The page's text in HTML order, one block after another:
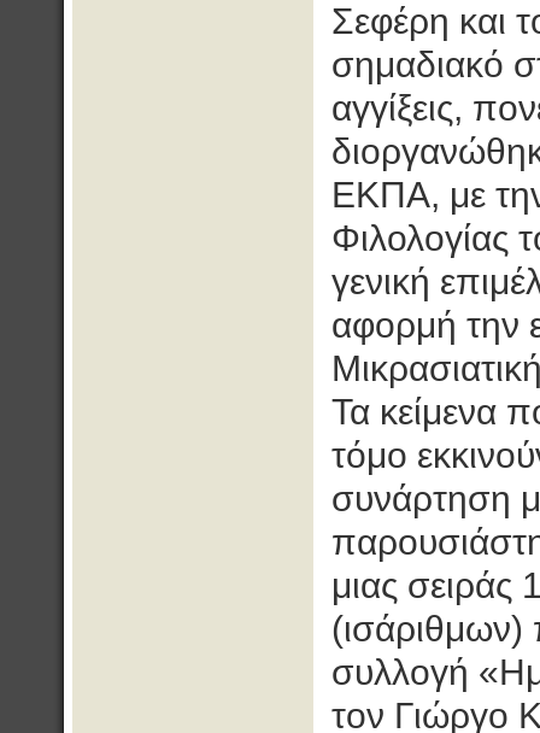
Σεφέρη και
σημαδιακό
αγγίξεις,
ΕΚΠΑ, με
Φιλολογίας
γενική
αφορμή την
Τα κείμενα
τόμο
συνάρτηση
μιας
συλλογή
τον Γιώργο